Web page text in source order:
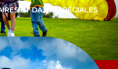
ET DATES SPÉCIALES